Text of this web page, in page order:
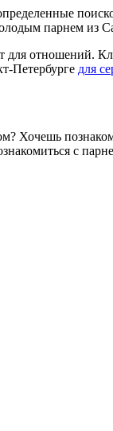
парнем из
отношений.
Петербурге для
Хочешь
с